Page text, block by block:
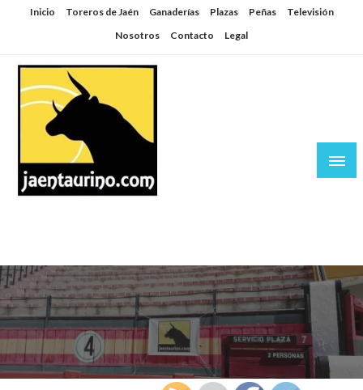
SaltarInicio Toreros de Jaén Ganaderías Plazas Peñas
Televisión
Nosotros
Contacto Legal